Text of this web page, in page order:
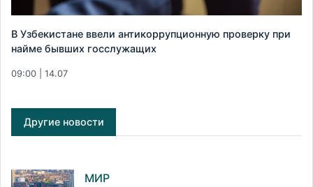
В Узбекистане ввели антикоррупционную проверку при
найме бывших госслужащих
09:00 | 14.07
Другие новости
МИР